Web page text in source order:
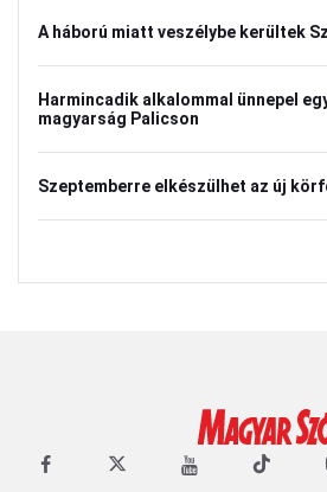
A háború miatt veszélybe kerültek
Harmincadik alkalommal ünnepel
magyarság Palicson
Szeptemberre elkészülhet az új